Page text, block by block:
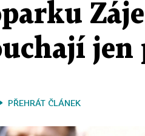
PŘEHRÁT ČLÁNEK